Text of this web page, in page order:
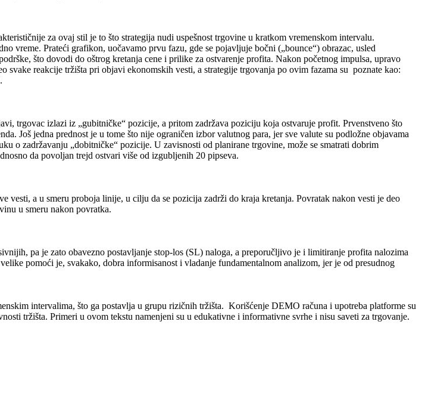
za ovaj stil je to što strategija nudi uspešnost trgovine u kratkom vremenskom intervalu.
vreme. Prateći grafikon, uočavamo prvu fazu, gde se pojavljuje bočni („bounce“) obrazac, usled
što dovodi do oštrog kretanja cene i prilike za ostvarenje profita. Nakon početnog impulsa, upravo
svake reakcije tržišta pri objavi ekonomskih vesti, a strategije trgovanja po ovim fazama su poznate kao:
trgovac izlazi iz „gubitničke“ pozicije, a pritom zadržava poziciju koja ostvaruje profit. Prvenstveno što
Još jedna prednost je u tome što nije ograničen izbor valutnog para, jer sve valute su podložne objavama
o zadržavanju „dobitničke“ pozicije. U zavisnosti od planirane trgovine, može se smatrati dobrim
da povoljan trejd ostvari više od izgubljenih 20 pipseva.
a u smeru proboja linije, u cilju da se pozicija zadrži do kraja kretanja. Povratak nakon vesti je deo
u smeru nakon povratka.
pa je zato obavezno postavljanje stop-los (SL) naloga, a preporučljivo je i limitiranje profita nalozima
pomoći je, svakako, dobra informisanost i vladanje fundamentalnom analizom, jer je od presudnog
intervalima, što ga postavlja u grupu rizičnih tržišta. Korišćenje DEMO računa i upotreba platforme su
tržišta. Primeri u ovom tekstu namenjeni su u edukativne i informativne svrhe i nisu saveti za trgovanje.